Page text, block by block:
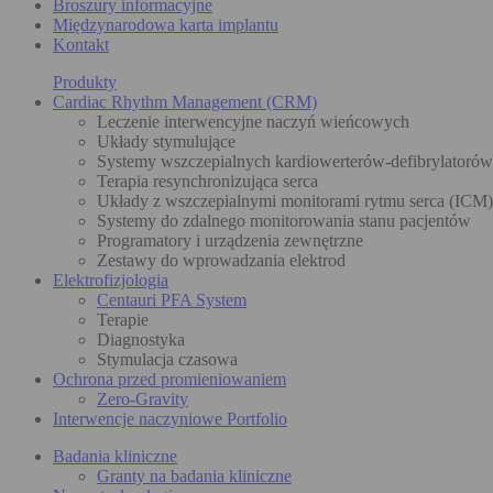
Broszury informacyjne
Międzynarodowa karta implantu
Kontakt
Produkty
Cardiac Rhythm Management (CRM)
Leczenie interwencyjne naczyń wieńcowych
Układy stymulujące
Systemy wszczepialnych kardiowerterów-
Terapia resynchronizująca serca
Układy z wszczepialnymi monitorami rytmu serca (ICM)
Systemy do zdalnego monitorowania stanu pacjentów
Programatory i urządzenia zewnętrzne
Zestawy do wprowadzania elektrod
Elektrofizjologia
Centauri PFA System
Terapie
Diagnostyka
Stymulacja czasowa
Ochrona przed promieniowaniem
Zero-Gravity
Interwencje naczyniowe Portfolio
Badania kliniczne
Granty na badania kliniczne